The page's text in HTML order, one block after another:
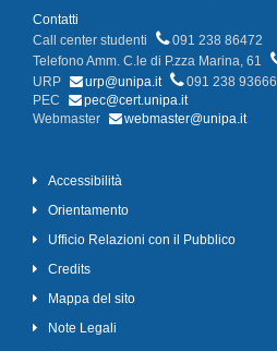
Contatti
Call center studenti
091 238 86472
Telefono Amm. C.le di P.zza Marina, 61
URP
urp@unipa.it
091 238 93666
PEC
pec@cert.unipa.it
Webmaster
webmaster@unipa.it
Accessibilità
Orientamento
Ufficio Relazioni con il Pubblico
Credits
Mappa del sito
Note Legali